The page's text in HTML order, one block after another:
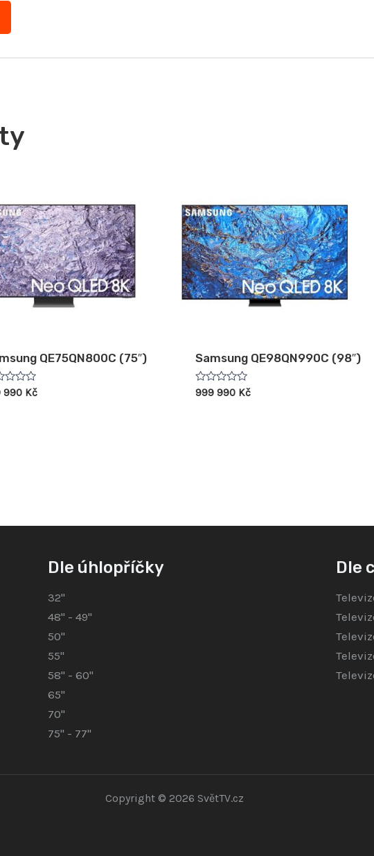
QE75QN800C (75″)
990 Kč
Samsung QE98QN990C (98″)
Hodnocení
999 990 Kč
Dle úhlopříčky
32"
48" - 49"
50"
55"
58" - 60"
65"
70"
75" - 77"
Dle
Copyright © 2026 SvětTV.cz